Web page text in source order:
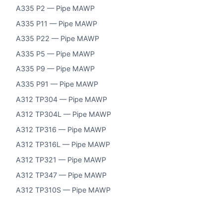
A335 P2 — Pipe MAWP
A335 P11 — Pipe MAWP
A335 P22 — Pipe MAWP
A335 P5 — Pipe MAWP
A335 P9 — Pipe MAWP
A335 P91 — Pipe MAWP
A312 TP304 — Pipe MAWP
A312 TP304L — Pipe MAWP
A312 TP316 — Pipe MAWP
A312 TP316L — Pipe MAWP
A312 TP321 — Pipe MAWP
A312 TP347 — Pipe MAWP
A312 TP310S — Pipe MAWP